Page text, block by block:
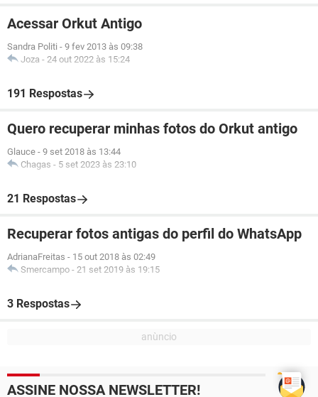
Acessar Orkut Antigo
Sandra Politi - 9 fev 2013 às 09:38
Joza - 24 out 2022 às 15:24
191 Respostas
Quero recuperar minhas fotos do Orkut antigo
Glauce - 9 set 2018 às 13:44
Chagas - 5 set 2023 às 23:10
21 Respostas
Recuperar fotos antigas do perfil do WhatsApp
AdrianaFreitas - 15 out 2018 às 02:49
Smercampo - 21 set 2019 às 19:15
3 Respostas
ASSINE NOSSA NEWSLETTER!